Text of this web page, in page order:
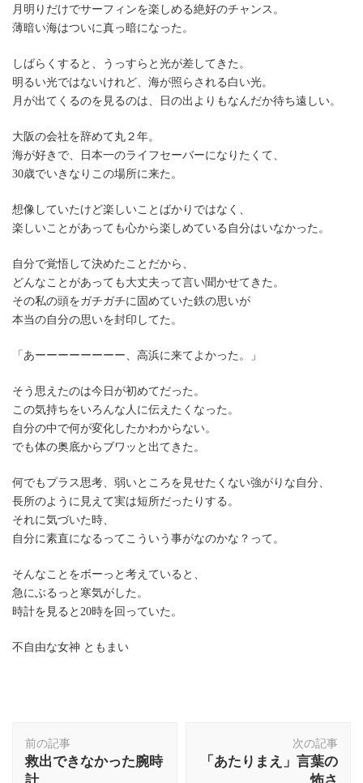
月明りだけでサーフィンを楽しめる絶好のチャンス。
薄暗い海はついに真っ暗になった。
しばらくすると、うっすらと光が差してきた。
明るい光ではないけれど、海が照らされる白い光。
月が出てくるのを見るのは、日の出よりもなんだか待ち遠しい。
大阪の会社を辞めて丸２年。
海が好きで、日本一のライフセーバーになりたくて、
30歳でいきなりこの場所に来た。
想像していたけど楽しいことばかりではなく、
楽しいことがあっても心から楽しめている自分はいなかった。
自分で覚悟して決めたことだから、
どんなことがあっても大丈夫って言い聞かせてきた。
その私の頭をガチガチに固めていた鉄の思いが
本当の自分の思いを封印してた。
「あーーーーーーーー、高浜に来てよかった。」
そう思えたのは今日が初めてだった。
この気持ちをいろんな人に伝えたくなった。
自分の中で何が変化したかわからない。
でも体の奥底からブワッと出てきた。
何でもプラス思考、弱いところを見せたくない強がりな自分、
長所のように見えて実は短所だったりする。
それに気づいた時、
自分に素直になるってこういう事がなのかな？って。
そんなことをボーっと考えていると、
急にぶるっと寒気がした。
時計を見ると20時を回っていた。
不自由な女神 ともまい
稿
ナ
前の記事
救出できなかった腕時
次の記事
「あたりまえ」言葉の